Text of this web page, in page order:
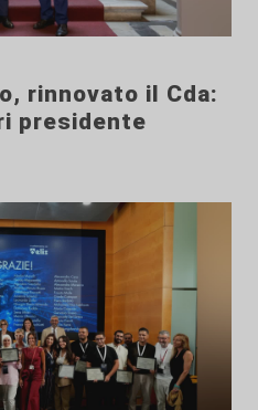
rinnovato il Cda:
presidente